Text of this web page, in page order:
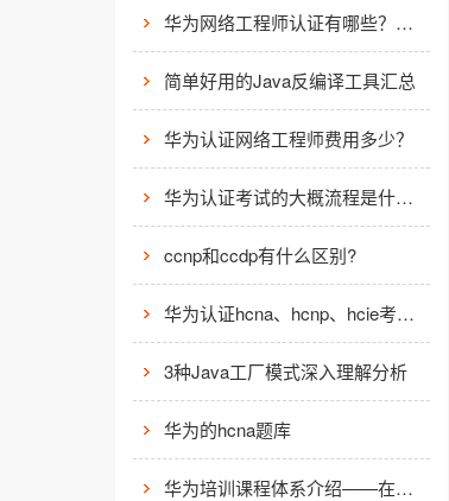
华为网络工程师认证有哪些？值不值得考？
简单好用的Java反编译工具汇总
华为认证网络工程师费用多少？
华为认证考试的大概流程是什么样的？
ccnp和ccdp有什么区别?
华为认证hcna、hcnp、hcie考试费用
3种Java工厂模式深入理解分析
华为的hcna题库
华为培训课程体系介绍——在线学习平台